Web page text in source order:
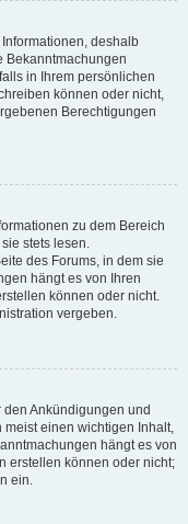
deshalb
Bekanntmachungen
in Ihrem persönlichen
können oder nicht,
Berechtigungen
zu dem Bereich
stets lesen.
des Forums, in dem sie
hängt es von Ihren
können oder nicht.
vergeben.
Ankündigungen und
einen wichtigen Inhalt,
hängt es von
erstellen können oder nicht;
ein.